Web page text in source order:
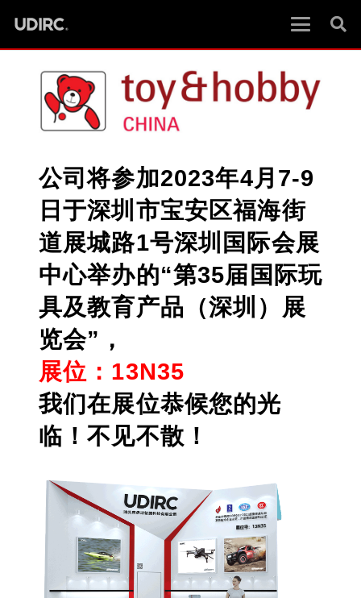
公司将参加2023年4月7-9
日于深圳市宝安区福海街
道展城路1号深圳国际会展
中心举办的“第35届国际玩
具及教育产品（深圳）展
览会”，
展位：13N35
我们在展位恭候您的光
临！不见不散！